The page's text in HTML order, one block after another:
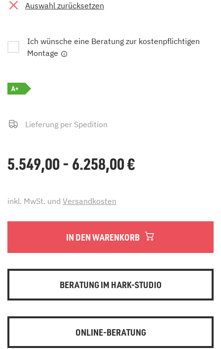
Auswahl zurücksetzen
Ich wünsche eine Beratung zur kostenpflichtigen
Montage
A+
Lieferung per Spedition
5.549,00 - 6.258,00€
inkl. MwSt. und Versandkosten
IN DEN WARENKORB
BERATUNG IM HARK-STUDIO
ONLINE-BERATUNG